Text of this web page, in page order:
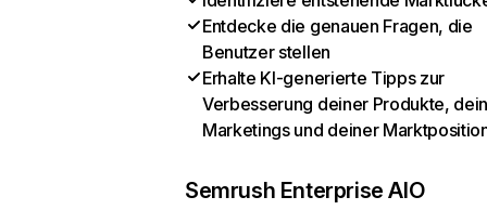
Entdecke die genauen Fragen, die
Benutzer stellen
Erhalte KI-generierte Tipps zur
Verbesserung deiner Produkte,
Marketings und deiner
Semrush Enterprise AIO